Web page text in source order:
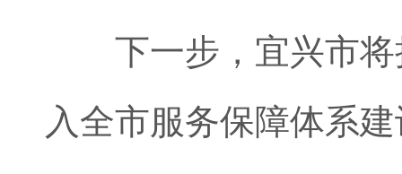
下一步，宜兴市将
入全市服务保障体系